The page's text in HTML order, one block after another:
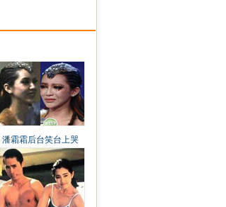
潘霜霜后台笑台上哭